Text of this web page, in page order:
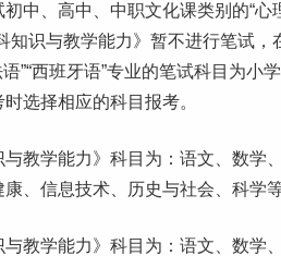
中、高中、中职文化课类别的“心理
知识与教学能力》暂不进行笔试，
语”“西班牙语”专业的笔试科目为
选择相应的科目报考。
与教学能力》科目为：语文、数
康、信息技术、历史与社会、科学
与教学能力》科目为：语文、数